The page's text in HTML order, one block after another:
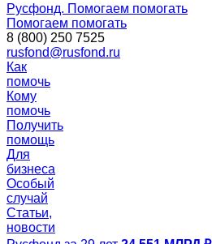
Русфонд. Помогаем помогать
Помогаем помогать
8 (800) 250 7525
rusfond@rusfond.ru
Как
помочь
Кому
помочь
Получить
помощь
Для
бизнеса
Особый
случай
Статьи,
новости